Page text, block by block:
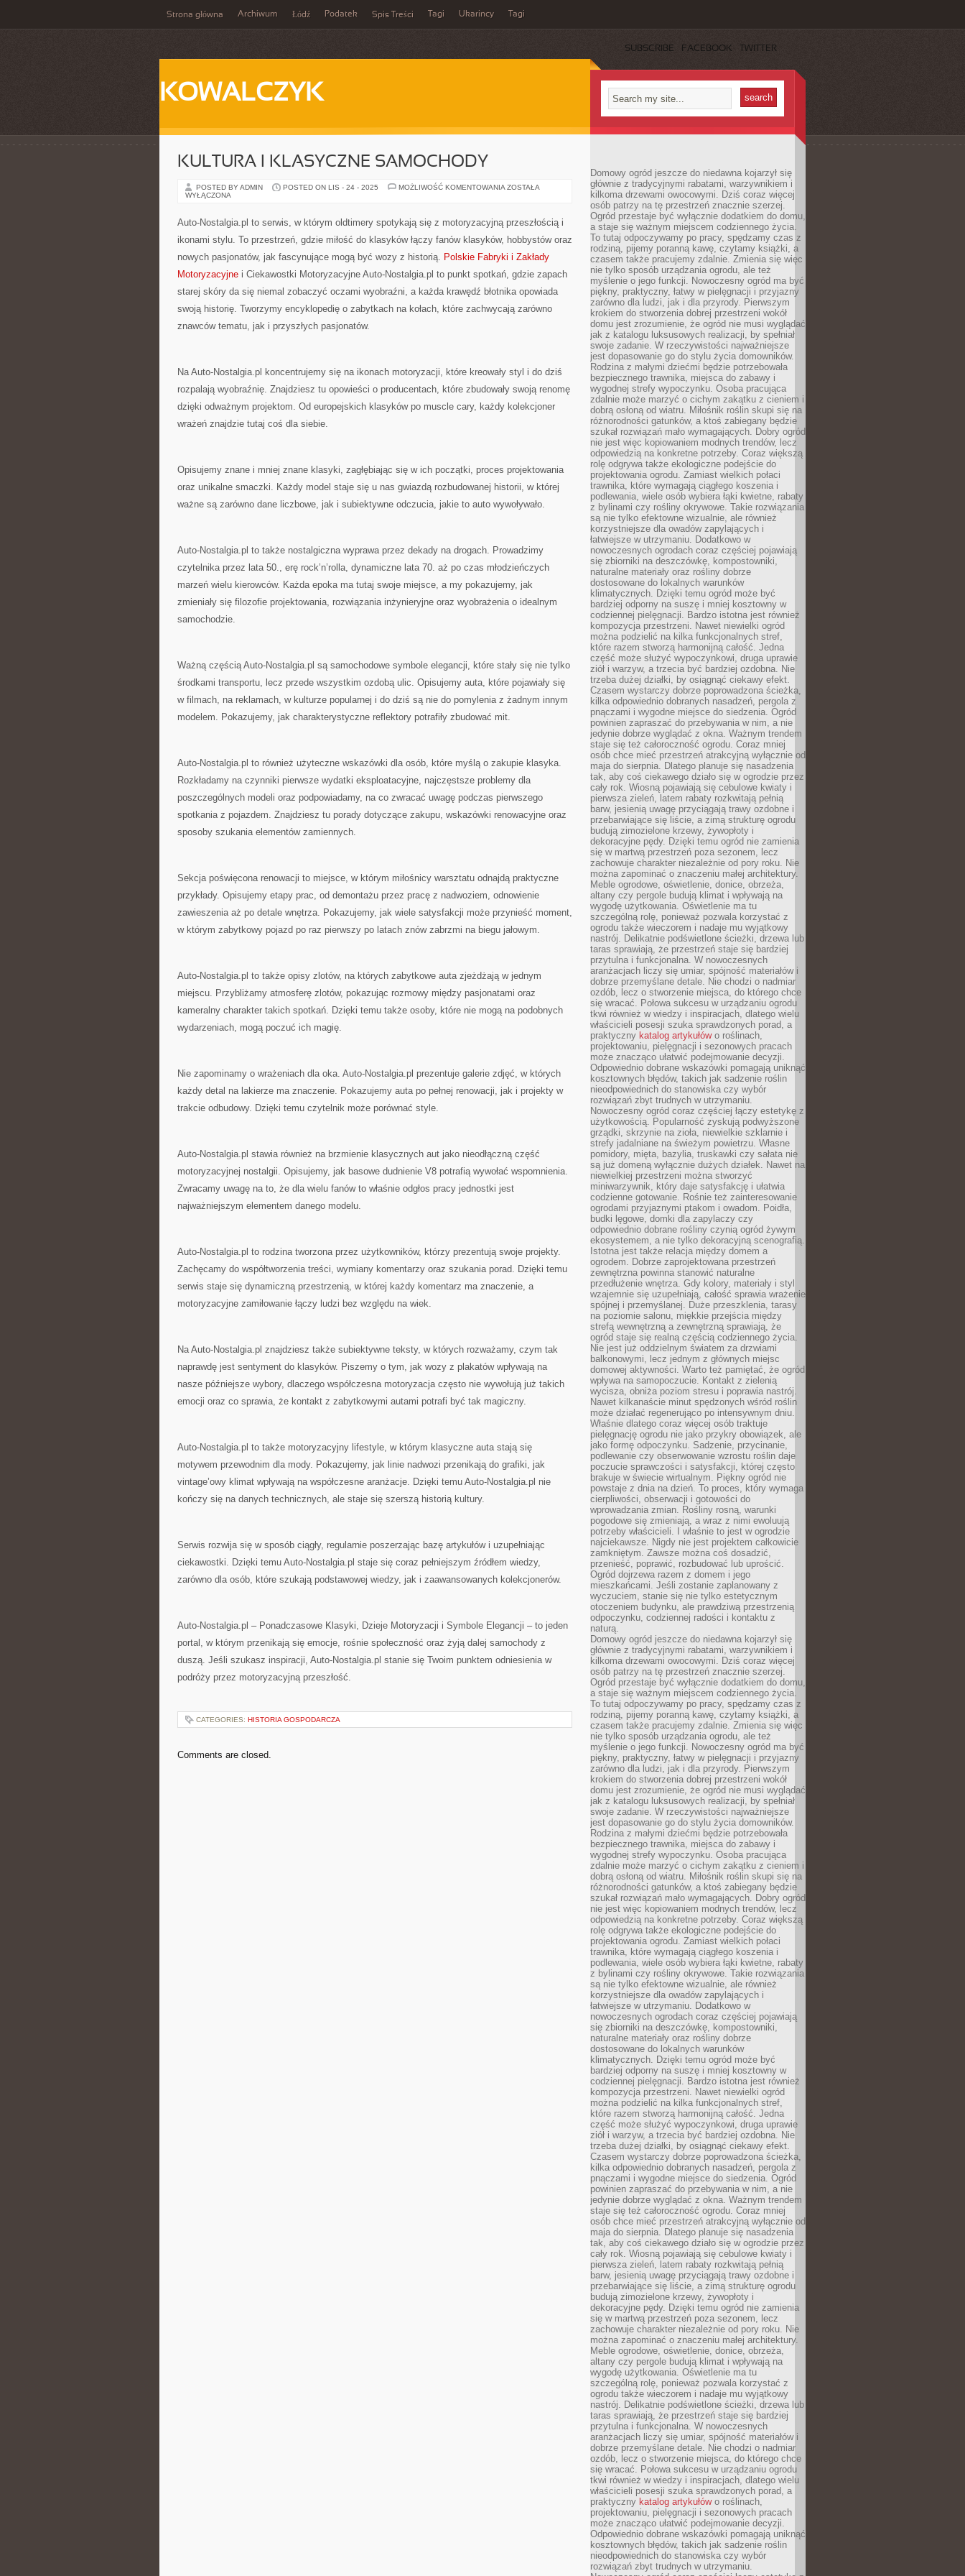
Strona główna Archiwum Łódź Podatek Spis Treści Tagi Ukarincy Tagi
SUBSCRIBE FACEBOOK TWITTER
KOWALCZYK
KULTURA I KLASYCZNE SAMOCHODY
POSTED BY ADMIN POSTED ON LIS - 24 - 2025 MOŻLIWOŚĆ KOMENTOWANIA KULTURA
ZOSTAŁA
WYŁĄCZONA
Auto-Nostalgia.pl to serwis, w którym oldtimery spotykają się z motoryzacyjną przeszłością i
ikonami stylu. To przestrzeń, gdzie miłość do klasyków łączy fanów klasyków, hobbystów oraz
nowych pasjonatów, jak fascynujące mogą być wozy z historią. Polskie Fabryki i Zakłady
Motoryzacyjne i Ciekawostki Motoryzacyjne Auto-Nostalgia.pl to punkt spotkań, gdzie zapach
starej skóry da się niemal zobaczyć oczami wyobraźni, a każda krawędź błotnika opowiada
swoją historię. Tworzymy encyklopedię o zabytkach na kołach, które zachwycają zarówno
znawców tematu, jak i przyszłych pasjonatów.
Na Auto-Nostalgia.pl koncentrujemy się na ikonach motoryzacji, które kreowały styl i do dziś
rozpalają wyobraźnię. Znajdziesz tu opowieści o producentach, które zbudowały swoją renomę
dzięki odważnym projektom. Od europejskich klasyków po muscle cary, każdy kolekcjoner
wrażeń znajdzie tutaj coś dla siebie.
Opisujemy znane i mniej znane klasyki, zagłębiając się w ich początki, proces projektowania
oraz unikalne smaczki. Każdy model staje się u nas gwiazdą rozbudowanej historii, w której
ważne są zarówno dane liczbowe, jak i subiektywne odczucia, jakie to auto wywoływało.
Auto-Nostalgia.pl to także nostalgiczna wyprawa przez dekady na drogach. Prowadzimy
czytelnika przez lata 50., erę rock’n’rolla, dynamiczne lata 70. aż po czas młodzieńczych
marzeń wielu kierowców. Każda epoka ma tutaj swoje miejsce, a my pokazujemy, jak
zmieniały się filozofie projektowania, rozwiązania inżynieryjne oraz wyobrażenia o idealnym
samochodzie.
Ważną częścią Auto-Nostalgia.pl są samochodowe symbole elegancji, które stały się nie tylko
środkami transportu, lecz przede wszystkim ozdobą ulic. Opisujemy auta, które pojawiały się
w filmach, na reklamach, w kulturze popularnej i do dziś są nie do pomylenia z żadnym innym
modelem. Pokazujemy, jak charakterystyczne reflektory potrafiły zbudować mit.
Auto-Nostalgia.pl to również użyteczne wskazówki dla osób, które myślą o zakupie klasyka.
Rozkładamy na czynniki pierwsze wydatki eksploatacyjne, najczęstsze problemy dla
poszczególnych modeli oraz podpowiadamy, na co zwracać uwagę podczas pierwszego
spotkania z pojazdem. Znajdziesz tu porady dotyczące zakupu, wskazówki renowacyjne oraz
sposoby szukania elementów zamiennych.
Sekcja poświęcona renowacji to miejsce, w którym miłośnicy warsztatu odnajdą praktyczne
przykłady. Opisujemy etapy prac, od demontażu przez pracę z nadwoziem, odnowienie
zawieszenia aż po detale wnętrza. Pokazujemy, jak wiele satysfakcji może przynieść moment,
w którym zabytkowy pojazd po raz pierwszy po latach znów zabrzmi na biegu jałowym.
Auto-Nostalgia.pl to także opisy zlotów, na których zabytkowe auta zjeżdżają w jednym
miejscu. Przybliżamy atmosferę zlotów, pokazując rozmowy między pasjonatami oraz
kameralny charakter takich spotkań. Dzięki temu także osoby, które nie mogą na podobnych
wydarzeniach, mogą poczuć ich magię.
Nie zapominamy o wrażeniach dla oka. Auto-Nostalgia.pl prezentuje galerie zdjęć, w których
każdy detal na lakierze ma znaczenie. Pokazujemy auta po pełnej renowacji, jak i projekty w
trakcie odbudowy. Dzięki temu czytelnik może porównać style.
Auto-Nostalgia.pl stawia również na brzmienie klasycznych aut jako nieodłączną część
motoryzacyjnej nostalgii. Opisujemy, jak basowe dudnienie V8 potrafią wywołać wspomnienia.
Zwracamy uwagę na to, że dla wielu fanów to właśnie odgłos pracy jednostki jest
najważniejszym elementem danego modelu.
Auto-Nostalgia.pl to rodzina tworzona przez użytkowników, którzy prezentują swoje projekty.
Zachęcamy do współtworzenia treści, wymiany komentarzy oraz szukania porad. Dzięki temu
serwis staje się dynamiczną przestrzenią, w której każdy komentarz ma znaczenie, a
motoryzacyjne zamiłowanie łączy ludzi bez względu na wiek.
Na Auto-Nostalgia.pl znajdziesz także subiektywne teksty, w których rozważamy, czym tak
naprawdę jest sentymen­t do klasyków. Piszemy o tym, jak wozy z plakatów wpływają na
nasze późniejsze wybory, dlaczego współczesna motoryzacja często nie wywołują już takich
emocji oraz co sprawia, że kontakt z zabytkowymi autami potrafi być tak magiczny.
Auto-Nostalgia.pl to także motoryzacyjny lifestyle, w którym klasyczne auta stają się
motywem przewodnim dla mody. Pokazujemy, jak linie nadwozi przenikają do grafiki, jak
vintage’owy klimat wpływają na współczesne aranżacje. Dzięki temu Auto-Nostalgia.pl nie
kończy się na danych technicznych, ale staje się szerszą historią kultury.
Serwis rozwija się w sposób ciągły, regularnie poszerzając bazę artykułów i uzupełniając
ciekawostki. Dzięki temu Auto-Nostalgia.pl staje się coraz pełniejszym źródłem wiedzy,
zarówno dla osób, które szukają podstawowej wiedzy, jak i zaawansowanych kolekcjonerów.
Auto-Nostalgia.pl – Ponadczasowe Klasyki, Dzieje Motoryzacji i Symbole Elegancji – to jeden
portal, w którym przenikają się emocje, rośnie społeczność oraz żyją dalej samochody z
duszą. Jeśli szukasz inspiracji, Auto-Nostalgia.pl stanie się Twoim punktem odniesienia w
podróży przez motoryzacyjną przeszłość.
CATEGORIES: HISTORIA GOSPODARCZA
Comments are closed.
Domowy ogród jeszcze do niedawna kojarzył się
głównie z tradycyjnymi rabatami, warzywnikiem i
kilkoma drzewami owocowymi. Dziś coraz więcej
osób patrzy na tę przestrzeń znacznie szerzej.
Ogród przestaje być wyłącznie dodatkiem do domu,
a staje się ważnym miejscem codziennego życia.
To tutaj odpoczywamy po pracy, spędzamy czas z
rodziną, pijemy poranną kawę, czytamy książki, a
czasem także pracujemy zdalnie. Zmienia się więc
nie tylko sposób urządzania ogrodu, ale też
myślenie o jego funkcji. Nowoczesny ogród ma być
piękny, praktyczny, łatwy w pielęgnacji i przyjazny
zarówno dla ludzi, jak i dla przyrody. Pierwszym
krokiem do stworzenia dobrej przestrzeni wokół
domu jest zrozumienie, że ogród nie musi wyglądać
jak z katalogu luksusowych realizacji, by spełniał
swoje zadanie. W rzeczywistości najważniejsze
jest dopasowanie go do stylu życia domowników.
Rodzina z małymi dziećmi będzie potrzebowała
bezpiecznego trawnika, miejsca do zabawy i
wygodnej strefy wypoczynku. Osoba pracująca
zdalnie może marzyć o cichym zakątku z cieniem i
dobrą osłoną od wiatru. Miłośnik roślin skupi się na
różnorodności gatunków, a ktoś zabiegany będzie
szukał rozwiązań mało wymagających. Dobry ogród
nie jest więc kopiowaniem modnych trendów, lecz
odpowiedzią na konkretne potrzeby. Coraz większą
rolę odgrywa także ekologiczne podejście do
projektowania ogrodu. Zamiast wielkich połaci
trawnika, które wymagają ciągłego koszenia i
podlewania, wiele osób wybiera łąki kwietne, rabaty
z bylinami czy rośliny okrywowe. Takie rozwiązania
są nie tylko efektowne wizualnie, ale również
korzystniejsze dla owadów zapylających i
łatwiejsze w utrzymaniu. Dodatkowo w
nowoczesnych ogrodach coraz częściej pojawiają
się zbiorniki na deszczówkę, kompostowniki,
naturalne materiały oraz rośliny dobrze
dostosowane do lokalnych warunków
klimatycznych. Dzięki temu ogród może być
bardziej odporny na suszę i mniej kosztowny w
codziennej pielęgnacji. Bardzo istotna jest również
kompozycja przestrzeni. Nawet niewielki ogród
można podzielić na kilka funkcjonalnych stref,
które razem stworzą harmonijną całość. Jedna
część może służyć wypoczynkowi, druga uprawie
ziół i warzyw, a trzecia być bardziej ozdobna. Nie
trzeba dużej działki, by osiągnąć ciekawy efekt.
Czasem wystarczy dobrze poprowadzona ścieżka,
kilka odpowiednio dobranych nasadzeń, pergola z
pnączami i wygodne miejsce do siedzenia. Ogród
powinien zapraszać do przebywania w nim, a nie
jedynie dobrze wyglądać z okna. Ważnym trendem
staje się też całoroczność ogrodu. Coraz mniej
osób chce mieć przestrzeń atrakcyjną wyłącznie od
maja do sierpnia. Dlatego planuje się nasadzenia
tak, aby coś ciekawego działo się w ogrodzie przez
cały rok. Wiosną pojawiają się cebulowe kwiaty i
pierwsza zieleń, latem rabaty rozkwitają pełnią
barw, jesienią uwagę przyciągają trawy ozdobne i
przebarwiające się liście, a zimą strukturę ogrodu
budują zimozielone krzewy, żywopłoty i
dekoracyjne pędy. Dzięki temu ogród nie zamienia
się w martwą przestrzeń poza sezonem, lecz
zachowuje charakter niezależnie od pory roku. Nie
można zapominać o znaczeniu małej architektury.
Meble ogrodowe, oświetlenie, donice, obrzeża,
altany czy pergole budują klimat i wpływają na
wygodę użytkowania. Oświetlenie ma tu
szczególną rolę, ponieważ pozwala korzystać z
ogrodu także wieczorem i nadaje mu wyjątkowy
nastrój. Delikatnie podświetlone ścieżki, drzewa lub
taras sprawiają, że przestrzeń staje się bardziej
przytulna i funkcjonalna. W nowoczesnych
aranżacjach liczy się umiar, spójność materiałów i
dobrze przemyślane detale. Nie chodzi o nadmiar
ozdób, lecz o stworzenie miejsca, do którego chce
się wracać. Połowa sukcesu w urządzaniu ogrodu
tkwi również w wiedzy i inspiracjach, dlatego wielu
właścicieli posesji szuka sprawdzonych porad, a
praktyczny katalog artykułówo roślinach,
projektowaniu, pielęgnacji i sezonowych pracach
może znacząco ułatwić podejmowanie decyzji.
Odpowiednio dobrane wskazówki pomagają uniknąć
kosztownych błędów, takich jak sadzenie roślin
nieodpowiednich do stanowiska czy wybór
rozwiązań zbyt trudnych w utrzymaniu.
Nowoczesny ogród coraz częściej łączy estetykę z
użytkowością. Popularność zyskują podwyższone
grządki, skrzynie na zioła, niewielkie szklarnie i
strefy jadalniane na świeżym powietrzu. Własne
pomidory, mięta, bazylia, truskawki czy sałata nie
są już domeną wyłącznie dużych działek. Nawet na
niewielkiej przestrzeni można stworzyć
miniwarzywnik, który daje satysfakcję i ułatwia
codzienne gotowanie. Rośnie też zainteresowanie
ogrodami przyjaznymi ptakom i owadom. Poidła,
budki lęgowe, domki dla zapylaczy czy
odpowiednio dobrane rośliny czynią ogród żywym
ekosystemem, a nie tylko dekoracyjną scenografią.
Istotna jest także relacja między domem a
ogrodem. Dobrze zaprojektowana przestrzeń
zewnętrzna powinna stanowić naturalne
przedłużenie wnętrza. Gdy kolory, materiały i styl
wzajemnie się uzupełniają, całość sprawia wrażenie
spójnej i przemyślanej. Duże przeszklenia, tarasy
na poziomie salonu, miękkie przejścia między
strefą wewnętrzną a zewnętrzną sprawiają, że
ogród staje się realną częścią codziennego życia.
Nie jest już oddzielnym światem za drzwiami
balkonowymi, lecz jednym z głównych miejsc
domowej aktywności. Warto też pamiętać, że ogród
wpływa na samopoczucie. Kontakt z zielenią
wycisza, obniża poziom stresu i poprawia nastrój.
Nawet kilkanaście minut spędzonych wśród roślin
może działać regenerująco po intensywnym dniu.
Właśnie dlatego coraz więcej osób traktuje
pielęgnację ogrodu nie jako przykry obowiązek, ale
jako formę odpoczynku. Sadzenie, przycinanie,
podlewanie czy obserwowanie wzrostu roślin daje
poczucie sprawczości i satysfakcji, której często
brakuje w świecie wirtualnym. Piękny ogród nie
powstaje z dnia na dzień. To proces, który wymaga
cierpliwości, obserwacji i gotowości do
wprowadzania zmian. Rośliny rosną, warunki
pogodowe się zmieniają, a wraz z nimi ewoluują
potrzeby właścicieli. I właśnie to jest w ogrodzie
najciekawsze. Nigdy nie jest projektem całkowicie
zamkniętym. Zawsze można coś dosadzić,
przenieść, poprawić, rozbudować lub uprościć.
Ogród dojrzewa razem z domem i jego
mieszkańcami. Jeśli zostanie zaplanowany z
wyczuciem, stanie się nie tylko estetycznym
otoczeniem budynku, ale prawdziwą przestrzenią
odpoczynku, codziennej radości i kontaktu z
naturą.
Domowy ogród jeszcze do niedawna kojarzył się
głównie z tradycyjnymi rabatami, warzywnikiem i
kilkoma drzewami owocowymi. Dziś coraz więcej
osób patrzy na tę przestrzeń znacznie szerzej.
Ogród przestaje być wyłącznie dodatkiem do domu,
a staje się ważnym miejscem codziennego życia.
To tutaj odpoczywamy po pracy, spędzamy czas z
rodziną, pijemy poranną kawę, czytamy książki, a
czasem także pracujemy zdalnie. Zmienia się więc
nie tylko sposób urządzania ogrodu, ale też
myślenie o jego funkcji. Nowoczesny ogród ma być
piękny, praktyczny, łatwy w pielęgnacji i przyjazny
zarówno dla ludzi, jak i dla przyrody. Pierwszym
krokiem do stworzenia dobrej przestrzeni wokół
domu jest zrozumienie, że ogród nie musi wyglądać
jak z katalogu luksusowych realizacji, by spełniał
swoje zadanie. W rzeczywistości najważniejsze
jest dopasowanie go do stylu życia domowników.
Rodzina z małymi dziećmi będzie potrzebowała
bezpiecznego trawnika, miejsca do zabawy i
wygodnej strefy wypoczynku. Osoba pracująca
zdalnie może marzyć o cichym zakątku z cieniem i
dobrą osłoną od wiatru. Miłośnik roślin skupi się na
różnorodności gatunków, a ktoś zabiegany będzie
szukał rozwiązań mało wymagających. Dobry ogród
nie jest więc kopiowaniem modnych trendów, lecz
odpowiedzią na konkretne potrzeby. Coraz większą
rolę odgrywa także ekologiczne podejście do
projektowania ogrodu. Zamiast wielkich połaci
trawnika, które wymagają ciągłego koszenia i
podlewania, wiele osób wybiera łąki kwietne, rabaty
z bylinami czy rośliny okrywowe. Takie rozwiązania
są nie tylko efektowne wizualnie, ale również
korzystniejsze dla owadów zapylających i
łatwiejsze w utrzymaniu. Dodatkowo w
nowoczesnych ogrodach coraz częściej pojawiają
się zbiorniki na deszczówkę, kompostowniki,
naturalne materiały oraz rośliny dobrze
dostosowane do lokalnych warunków
klimatycznych. Dzięki temu ogród może być
bardziej odporny na suszę i mniej kosztowny w
codziennej pielęgnacji. Bardzo istotna jest również
kompozycja przestrzeni. Nawet niewielki ogród
można podzielić na kilka funkcjonalnych stref,
które razem stworzą harmonijną całość. Jedna
część może służyć wypoczynkowi, druga uprawie
ziół i warzyw, a trzecia być bardziej ozdobna. Nie
trzeba dużej działki, by osiągnąć ciekawy efekt.
Czasem wystarczy dobrze poprowadzona ścieżka,
kilka odpowiednio dobranych nasadzeń, pergola z
pnączami i wygodne miejsce do siedzenia. Ogród
powinien zapraszać do przebywania w nim, a nie
jedynie dobrze wyglądać z okna. Ważnym trendem
staje się też całoroczność ogrodu. Coraz mniej
osób chce mieć przestrzeń atrakcyjną wyłącznie od
maja do sierpnia. Dlatego planuje się nasadzenia
tak, aby coś ciekawego działo się w ogrodzie przez
cały rok. Wiosną pojawiają się cebulowe kwiaty i
pierwsza zieleń, latem rabaty rozkwitają pełnią
barw, jesienią uwagę przyciągają trawy ozdobne i
przebarwiające się liście, a zimą strukturę ogrodu
budują zimozielone krzewy, żywopłoty i
dekoracyjne pędy. Dzięki temu ogród nie zamienia
się w martwą przestrzeń poza sezonem, lecz
zachowuje charakter niezależnie od pory roku. Nie
można zapominać o znaczeniu małej architektury.
Meble ogrodowe, oświetlenie, donice, obrzeża,
altany czy pergole budują klimat i wpływają na
wygodę użytkowania. Oświetlenie ma tu
szczególną rolę, ponieważ pozwala korzystać z
ogrodu także wieczorem i nadaje mu wyjątkowy
nastrój. Delikatnie podświetlone ścieżki, drzewa lub
taras sprawiają, że przestrzeń staje się bardziej
przytulna i funkcjonalna. W nowoczesnych
aranżacjach liczy się umiar, spójność materiałów i
dobrze przemyślane detale. Nie chodzi o nadmiar
ozdób, lecz o stworzenie miejsca, do którego chce
się wracać. Połowa sukcesu w urządzaniu ogrodu
tkwi również w wiedzy i inspiracjach, dlatego wielu
właścicieli posesji szuka sprawdzonych porad, a
praktyczny katalog artykułówo roślinach,
projektowaniu, pielęgnacji i sezonowych pracach
może znacząco ułatwić podejmowanie decyzji.
Odpowiednio dobrane wskazówki pomagają uniknąć
kosztownych błędów, takich jak sadzenie roślin
nieodpowiednich do stanowiska czy wybór
rozwiązań zbyt trudnych w utrzymaniu.